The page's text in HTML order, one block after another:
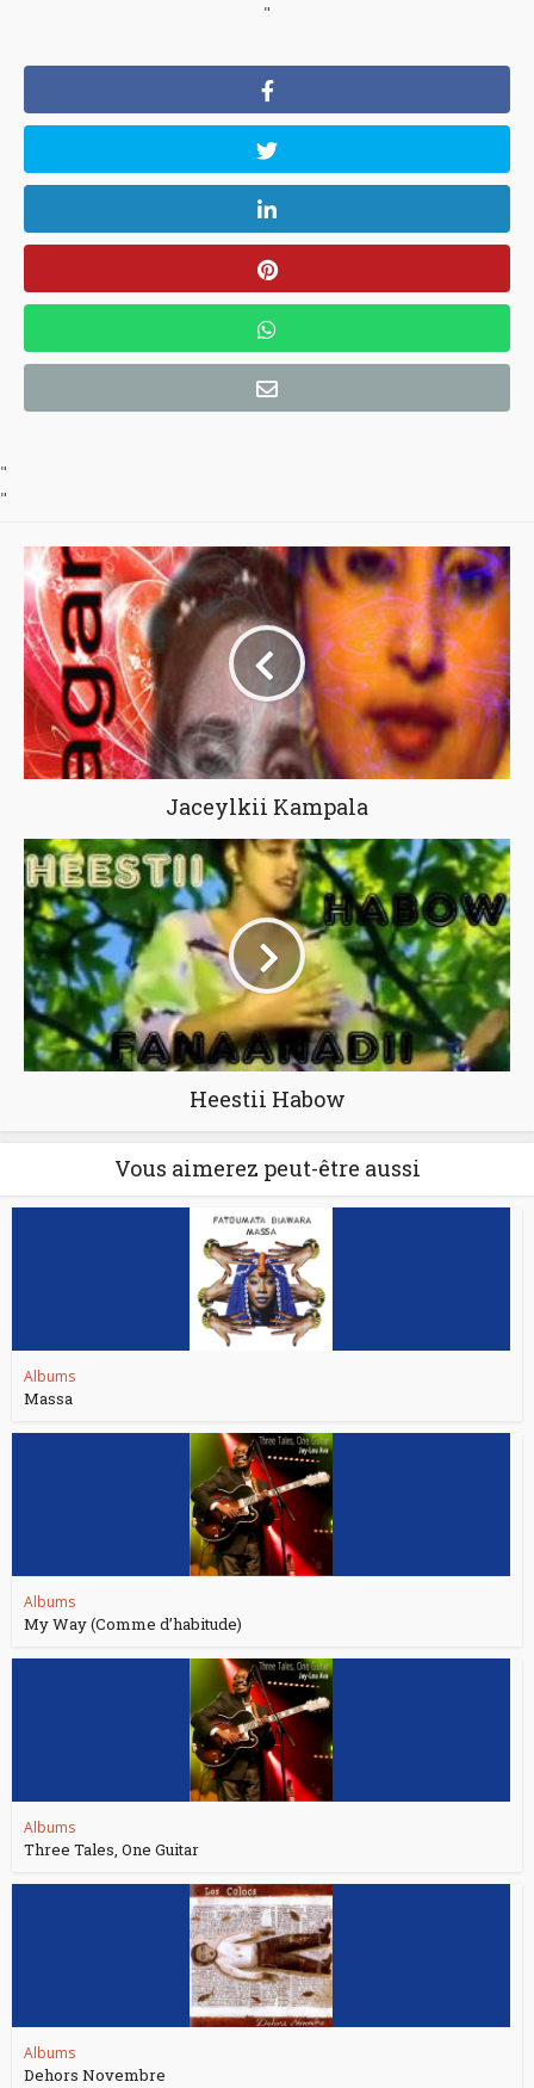
"
"
"
Jaceylkii Kampala
Heestii Habow
Vous aimerez peut-être aussi
Albums
Massa
Albums
My Way (Comme d’habitude)
Albums
Three Tales, One Guitar
Albums
Dehors Novembre